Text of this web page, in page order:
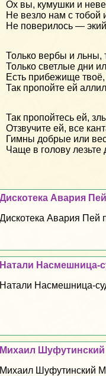
Ох вы, кумушки и
Не везло нам с тобой
Не поверилось —
Только вербы и льны,
Только светлые дни
Есть прибежище
Так пропойте ей
Так пропойтесь ей,
Отзвучите ей, все
Гимны добрые или
Чаще в голову лезьте
Дискотека Авария
Дискотека Авария Пей
Натали Насмешница-
Натали Насмешница-
Михаил
Михаил Шуфутинский